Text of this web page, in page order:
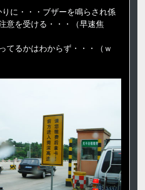
に・・・ブザーを鳴らされ係
意を受ける・・・（早速焦
てるかはわからず・・・（ｗ